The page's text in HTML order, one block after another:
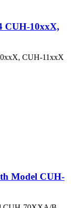
CUH-10xxX,
CUH-11xxX
Model CUH-